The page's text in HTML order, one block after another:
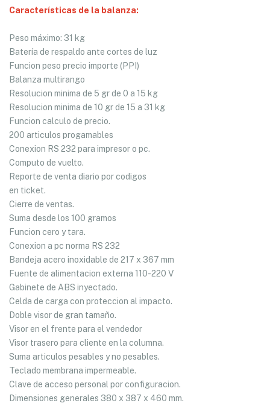
Características de la balanza:
Peso máximo: 31 kg
Batería de respaldo ante cortes de luz
Funcion peso precio importe (PPI)
Balanza multirango
Resolucion minima de 5 gr de 0 a 15 kg
Resolucion minima de 10 gr de 15 a 31 kg
Funcion calculo de precio.
200 articulos progamables
Conexion RS 232 para impresor o pc.
Computo de vuelto.
Reporte de venta diario por codigos
en ticket.
Cierre de ventas.
Suma desde los 100 gramos
Funcion cero y tara.
Conexion a pc norma RS 232
Bandeja acero inoxidable de 217 x 367 mm
Fuente de alimentacion externa 110-220 V
Gabinete de ABS inyectado.
Celda de carga con proteccion al impacto.
Doble visor de gran tamaño.
Visor en el frente para el vendedor
Visor trasero para cliente en la columna.
Suma articulos pesables y no pesables.
Teclado membrana impermeable.
Clave de acceso personal por configuracion.
Dimensiones generales 380 x 387 x 460 mm.